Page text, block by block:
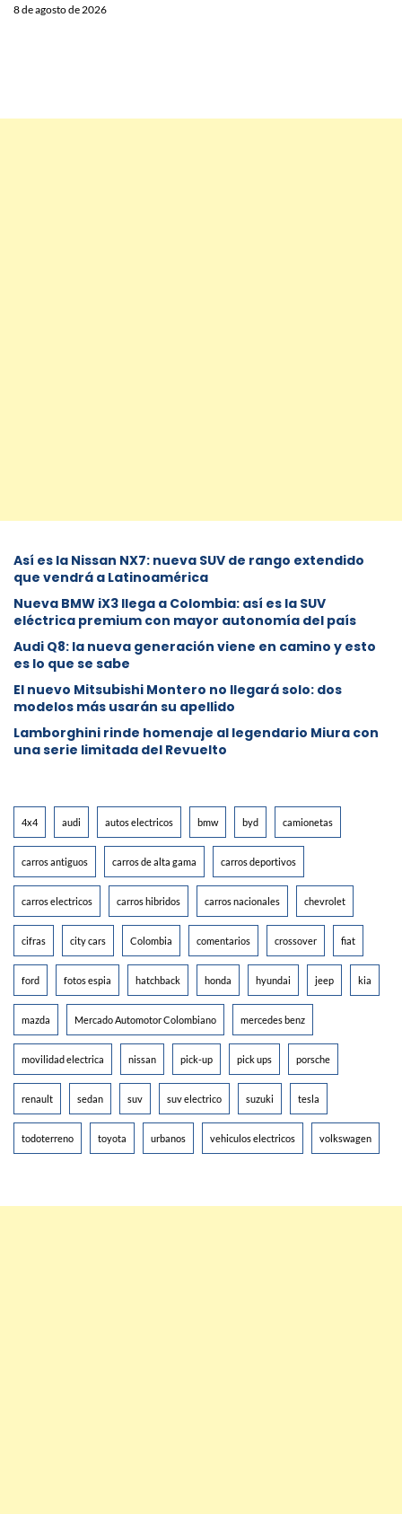
8 de agosto de 2026
Así es la Nissan NX7: nueva SUV de rango extendido
que vendrá a Latinoamérica
Nueva BMW iX3 llega a Colombia: así es la SUV
eléctrica premium con mayor autonomía del país
Audi Q8: la nueva generación viene en camino y esto
es lo que se sabe
⁠El nuevo Mitsubishi Montero no llegará solo: dos
modelos más usarán su apellido
Lamborghini rinde homenaje al legendario Miura con
una serie limitada del Revuelto
4x4 audi autos electricos bmw byd camionetas
carros antiguos carros de alta gama carros deportivos
carros electricos carros hibridos carros nacionales chevrolet
cifras city cars Colombia comentarios crossover fiat
ford fotos espia hatchback honda hyundai jeep kia
mazda Mercado Automotor Colombiano mercedes benz
movilidad electrica nissan pick-up pick ups porsche
renault sedan suv suv electrico suzuki tesla
todoterreno toyota urbanos vehiculos electricos volkswagen